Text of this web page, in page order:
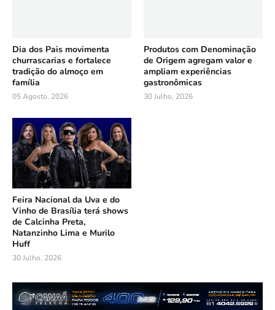
Dia dos Pais movimenta
churrascarias e fortalece
tradição do almoço em
família
05 Agosto, 2026
Produtos com Denominação
de Origem agregam valor e
ampliam experiências
gastronômicas
30 Julho, 2026
Feira Nacional da Uva e do
Vinho de Brasília terá shows
de Calcinha Preta,
Natanzinho Lima e Murilo
Huff
30 Julho, 2026